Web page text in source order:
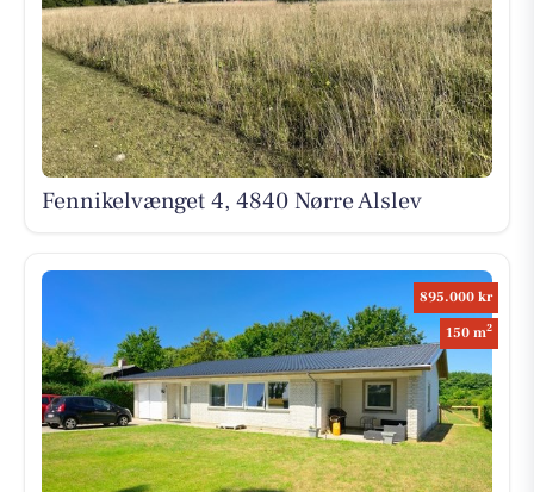
Fennikelvænget 4, 4840 Nørre Alslev
895.000 kr
150 m2